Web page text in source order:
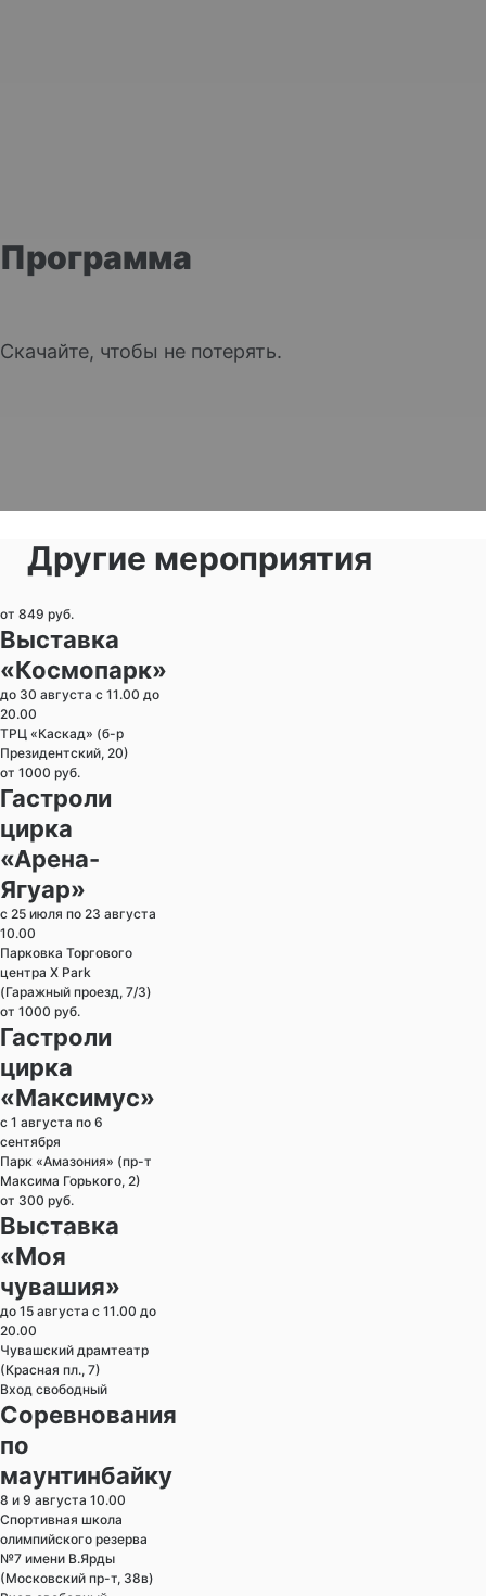
Программа
Скачайте, чтобы не потерять.
Другие мероприятия
от 849 руб.
Выставка
«Космопарк»
до 30 августа с 11.00 до
20.00
ТРЦ «Каскад» (б-р
Президентский, 20)
от 1000 руб.
Гастроли
цирка
«Арена-
Ягуар»
с 25 июля по 23 августа
10.00
Парковка Торгового
центра X Park
(Гаражный проезд, 7/3)
от 1000 руб.
Гастроли
цирка
«Максимус»
с 1 августа по 6
сентября
Парк «Амазония» (пр-т
Максима Горького, 2)
от 300 руб.
Выставка
«Моя
чувашия»
до 15 августа с 11.00 до
20.00
Чувашский драмтеатр
(Красная пл., 7)
Вход свободный
Соревнования
по
маунтинбайку
8 и 9 августа 10.00
Спортивная школа
олимпийского резерва
№7 имени В.Ярды
(Московский пр-т, 38в)